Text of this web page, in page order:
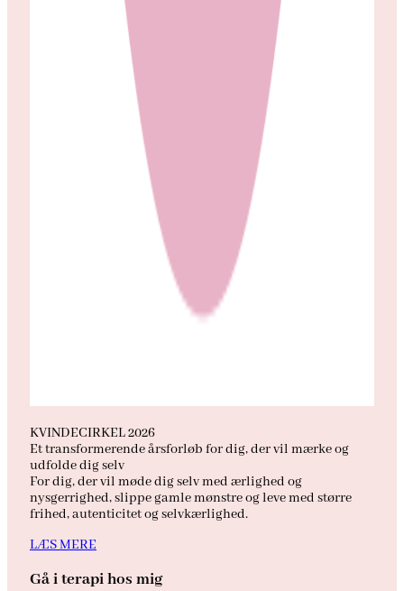
KVINDECIRKEL 2026
Et transformerende årsforløb for dig, der vil mærke og
udfolde dig selv
For dig, der vil møde dig selv med ærlighed og
nysgerrighed, slippe gamle mønstre og leve med større
frihed, autenticitet og selvkærlighed.
LÆS MERE
Gå i terapi hos mig